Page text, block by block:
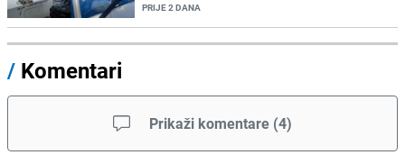
PRIJE 2 DANA
/ Komentari
Prikaži komentare (4)